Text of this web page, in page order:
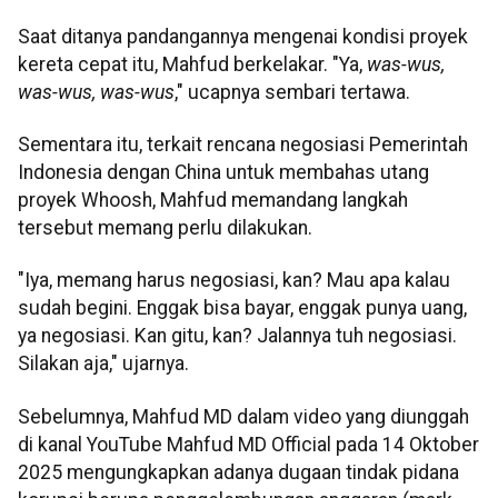
Saat ditanya pandangannya mengenai kondisi proyek
kereta cepat itu, Mahfud berkelakar. "Ya, was-wus,
was-wus, was-wus," ucapnya sembari tertawa.
Sementara itu, terkait rencana negosiasi Pemerintah
Indonesia dengan China untuk membahas utang
proyek Whoosh, Mahfud memandang langkah
tersebut memang perlu dilakukan.
"Iya, memang harus negosiasi, kan? Mau apa kalau
sudah begini. Enggak bisa bayar, enggak punya uang,
ya negosiasi. Kan gitu, kan? Jalannya tuh negosiasi.
Silakan aja," ujarnya.
Sebelumnya, Mahfud MD dalam video yang diunggah
di kanal YouTube Mahfud MD Official pada 14 Oktober
2025 mengungkapkan adanya dugaan tindak pidana